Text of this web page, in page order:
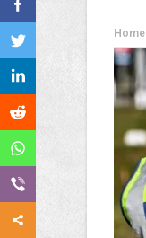
Home